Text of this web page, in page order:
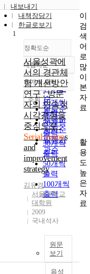
내보내기
내책장담기
한글로보기
정확도순
정확도
순
인기도
순
연도순
제목순
저자순
발행기
관순
내림차순
내림차순
10개씩 출력
10개씩
출력
20개씩
출력
30개씩
출력
50개씩
출력
100개씩
출력
조회
1
서울성곽에
서의 경관체
험 개선방안
연구 : 방문
자의 연속적
시각경험을
중심으로 :
Serial visions
and
improvement
strategy
김유경
서울대학교
대학원
2009
국내석사
원문
보기
음성
이
검
색
어
로
많
이
본
자
료
활
용
도
높
은
자
료